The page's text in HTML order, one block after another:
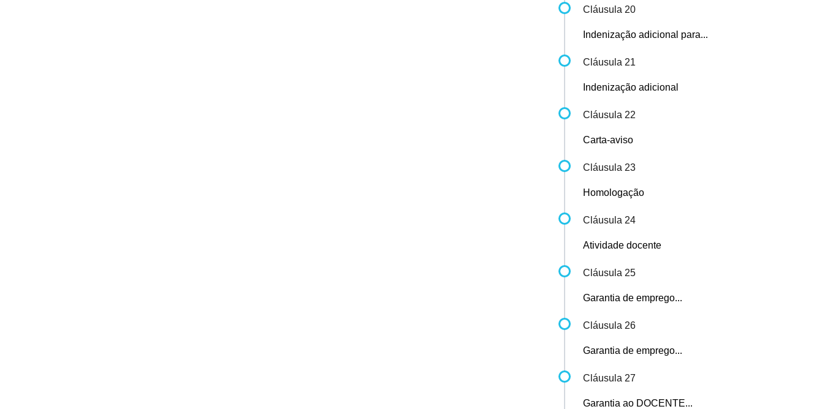
Cláusula 20
Indenização adicional para...
Cláusula 21
Indenização adicional
Cláusula 22
Carta-aviso
Cláusula 23
Homologação
Cláusula 24
Atividade docente
Cláusula 25
Garantia de emprego...
Cláusula 26
Garantia de emprego...
Cláusula 27
Garantia ao DOCENTE...